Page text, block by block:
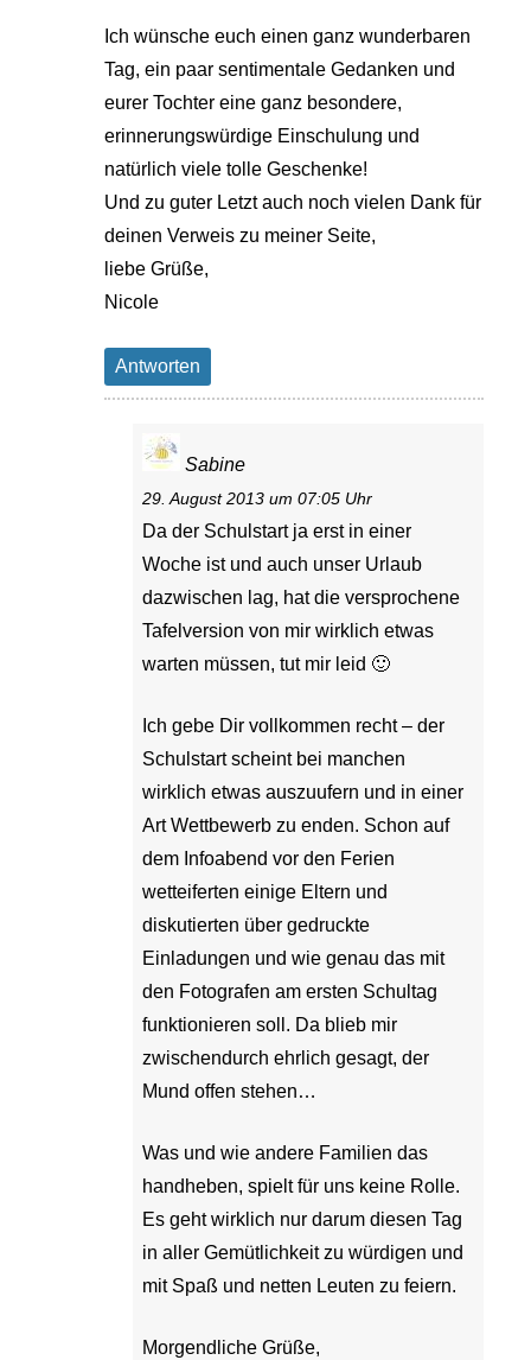
Ich wünsche euch einen ganz wunderbaren
Tag, ein paar sentimentale Gedanken und
eurer Tochter eine ganz besondere,
erinnerungswürdige Einschulung und
natürlich viele tolle Geschenke!
Und zu guter Letzt auch noch vielen Dank für
deinen Verweis zu meiner Seite,
liebe Grüße,
Nicole
Antworten
Sabine
29. August 2013 um 07:05 Uhr
Da der Schulstart ja erst in einer
Woche ist und auch unser Urlaub
dazwischen lag, hat die versprochene
Tafelversion von mir wirklich etwas
warten müssen, tut mir leid 🙂
Ich gebe Dir vollkommen recht – der
Schulstart scheint bei manchen
wirklich etwas auszuufern und in einer
Art Wettbewerb zu enden. Schon auf
dem Infoabend vor den Ferien
wetteiferten einige Eltern und
diskutierten über gedruckte
Einladungen und wie genau das mit
den Fotografen am ersten Schultag
funktionieren soll. Da blieb mir
zwischendurch ehrlich gesagt, der
Mund offen stehen…
Was und wie andere Familien das
handheben, spielt für uns keine Rolle.
Es geht wirklich nur darum diesen Tag
in aller Gemütlichkeit zu würdigen und
mit Spaß und netten Leuten zu feiern.
Morgendliche Grüße,